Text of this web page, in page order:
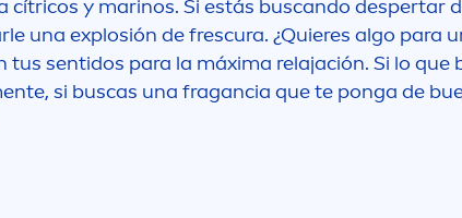
cítricos y marinos. Si estás buscando
una explosión de frescura. ¿Quieres algo para
tus sentidos para la máxima relajación. Si lo
te, si buscas una fragancia que te ponga de